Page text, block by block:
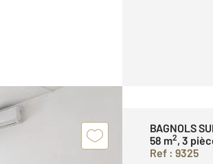
BAGNOLS
58 m2, 3
Ref : 9325